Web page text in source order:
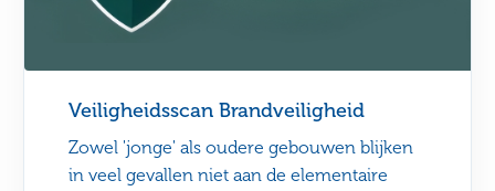
Veiligheidsscan Brandveiligheid
Zowel 'jonge' als oudere gebouwen blijken
in veel gevallen niet aan de elementaire